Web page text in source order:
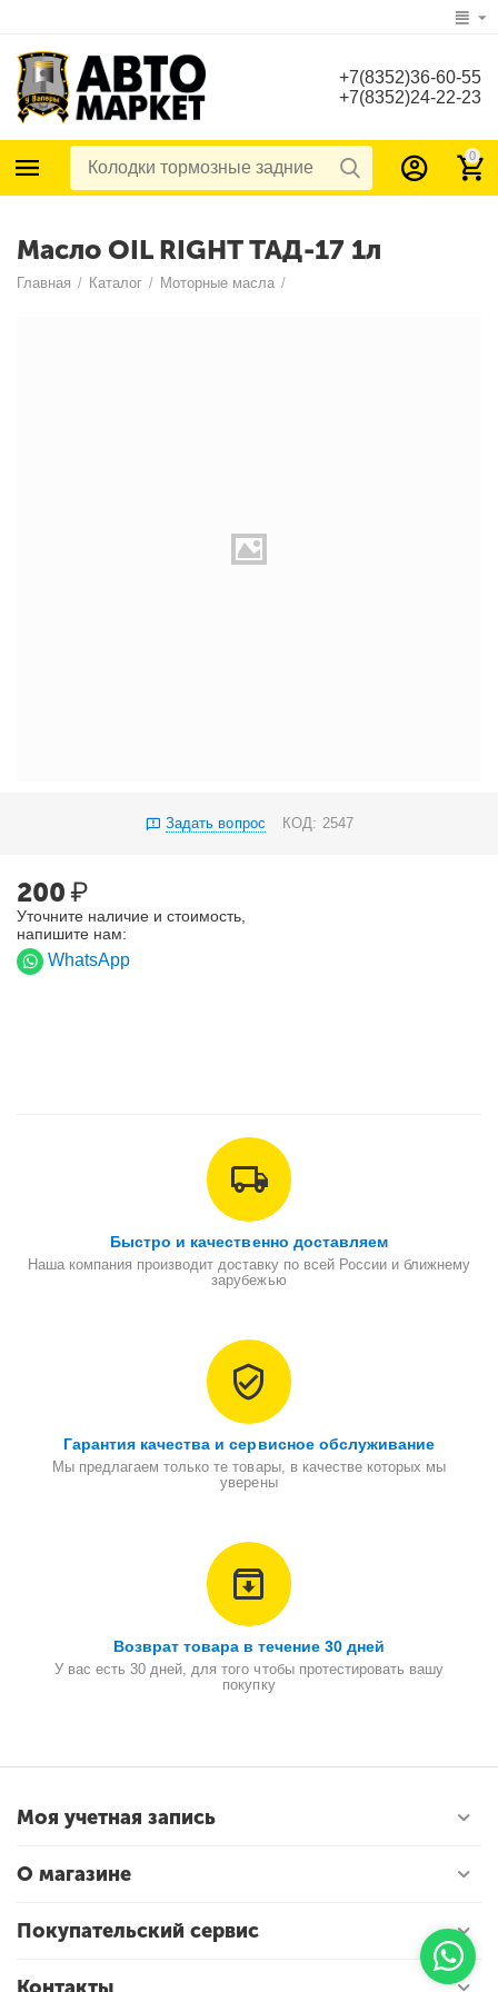
+7(8352)36-60-55
+7(8352)24-22-23
0
Масло OIL RIGHT ТАД-17 1л
Главная / Каталог / Моторные масла /
Задать вопрос КОД: 2547
200₽
Уточните наличие и стоимость,
напишите нам:
WhatsApp
Быстро и качественно доставляем
Наша компания производит доставку по всей России и ближнему
зарубежью
Гарантия качества и сервисное обслуживание
Мы предлагаем только те товары, в качестве которых мы
уверены
Возврат товара в течение 30 дней
У вас есть 30 дней, для того чтобы протестировать вашу
покупку
Моя учетная запись
О магазине
Покупательский сервис